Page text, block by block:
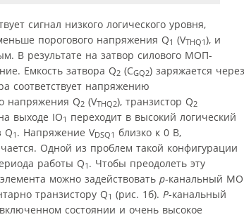
сигнал низкого логического уровня,
порогового напряжения Q1 (VTHQ1), и
В результате на затвор силового МОП-
Емкость затвора Q2 (CGQ2) заряжается через
соответствует напряжению
напряжения Q2 (VTHQ2), транзистор Q2
выходе IO1 переходит в высокий логический
Q1 . Напряжение VDSQ1 близко к 0 В,
Одной из проблем такой конфигурации
работы Q1 . Чтобы преодолеть эту
можно задействовать p‑канальный
транзистору Q1 (рис. 1б). P‑канальный
состоянии и очень высокое